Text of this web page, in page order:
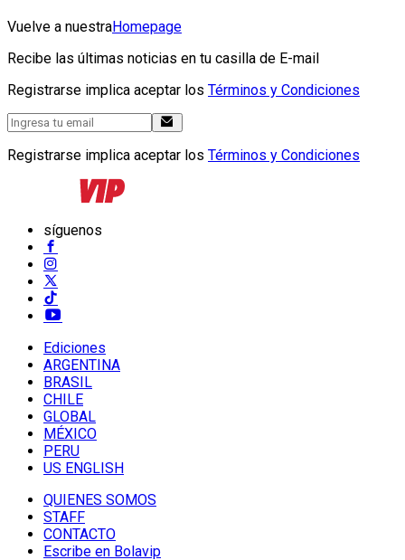
Vuelve a nuestraHomepage
Recibe las últimas noticias en tu casilla de E-mail
Registrarse implica aceptar los Términos y Condiciones
Registrarse implica aceptar los Términos y Condiciones
síguenos
Ediciones
ARGENTINA
BRASIL
CHILE
GLOBAL
MÉXICO
PERU
US ENGLISH
QUIENES SOMOS
STAFF
CONTACTO
Escribe en Bolavip